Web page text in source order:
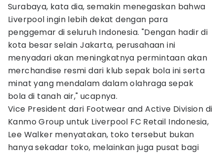
Surabaya, kata dia, semakin menegaskan bahwa
Liverpool ingin lebih dekat dengan para
penggemar di seluruh Indonesia. "Dengan hadir di
kota besar selain Jakarta, perusahaan ini
menyadari akan meningkatnya permintaan akan
merchandise resmi dari klub sepak bola ini serta
minat yang mendalam dalam olahraga sepak
bola di tanah air," ucapnya.
Vice President dari Footwear and Active Division di
Kanmo Group untuk Liverpool FC Retail Indonesia,
Lee Walker menyatakan, toko tersebut bukan
hanya sekadar toko, melainkan juga pusat bagi